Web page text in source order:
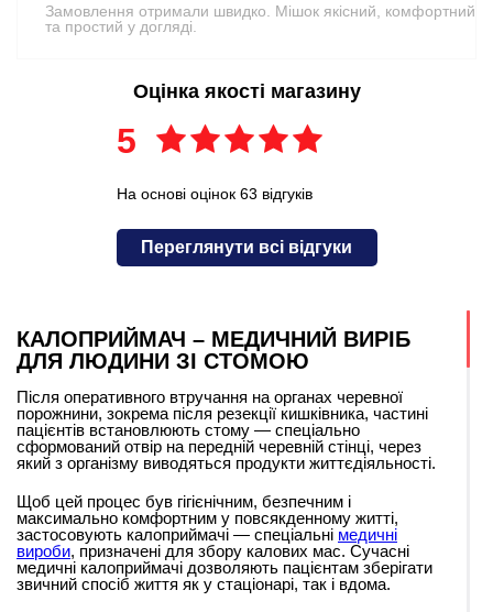
КАЛОПРИЙМАЧ – МЕДИЧНИЙ ВИРІБ
ДЛЯ ЛЮДИНИ ЗІ СТОМОЮ
Після оперативного втручання на органах черевної
порожнини, зокрема після резекції кишківника, частині
пацієнтів встановлюють стому — спеціально
сформований отвір на передній черевній стінці, через
який з організму виводяться продукти життєдіяльності.
Щоб цей процес був гігієнічним, безпечним і
максимально комфортним у повсякденному житті,
застосовують калоприймачі — спеціальні медичні
вироби, призначені для збору калових мас. Сучасні
медичні калоприймачі дозволяють пацієнтам зберігати
звичний спосіб життя як у стаціонарі, так і вдома.
Замовлення отримали швидко. Мішок якісний, комфортний
та простий у догляді.
Оцінка якості магазину
5
На основі оцінок 63 відгуків
Переглянути всі відгуки